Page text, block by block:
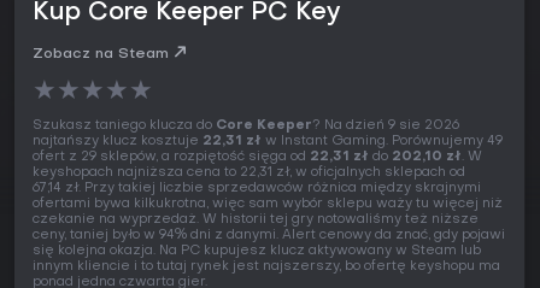
Kup Core Keeper PC Key
Zobacz na Steam
★★★★★
Szukasz taniego klucza do Core Keeper? Na dzień 9 sie 2026
najtańszy klucz kosztuje 22,31 zł w Instant Gaming. Porównujemy 49
ofert z 29 sklepów, a rozpiętość sięga od 22,31 zł do 202,10 zł. W
keyshopach najniższa cena to 22,31 zł, w oficjalnych sklepach od
67,14 zł. Przy takiej liczbie sprzedawców różnica między skrajnymi
ofertami bywa kilkukrotna, więc sam wybór sklepu waży tu więcej niż
czekanie na wyprzedaż. W historii tej gry notowaliśmy też niższe
ceny, taniej było w 94% dni z danymi. Alert cenowy da znać, gdy pojawi
się kolejna okazja. Na PC kupujesz klucz aktywowany w Steam lub
innym kliencie i to tutaj rynek jest najszerszy, bo ofertę keyshopu ma
ponad jedna czwarta gier.